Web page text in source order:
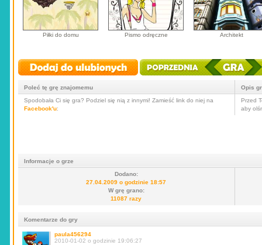
Piłki do domu Pismo odręczne Architekt
Poleć tę grę znajomemu
Spodobała Ci się gra? Podziel się nią z innymi! Zamieść link do niej na
Facebook'u:
Opis
Przed
aby
Informacje o grze
Dodano:
27.04.2009 o godzinie 18:57
W grę grano:
11087 razy
Komentarze do gry
paula456294
2010-01-02 o godzinie 19:06:27